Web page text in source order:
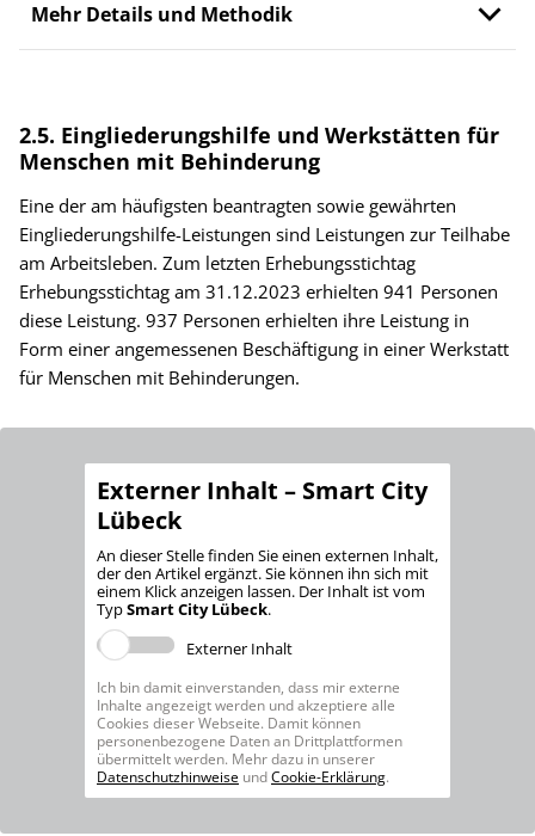
Mehr Details und Methodik
2.5. Eingliederungshilfe und Werkstätten für
Menschen mit Behinderung
Eine der am häufigsten beantragten sowie gewährten
Eingliederungshilfe-Leistungen sind Leistungen zur Teilhabe
am Arbeitsleben. Zum letzten Erhebungsstichtag
Erhebungsstichtag am 31.12.2023 erhielten 941 Personen
diese Leistung. 937 Personen erhielten ihre Leistung in
Form einer angemessenen Beschäftigung in einer Werkstatt
für Menschen mit Behinderungen.
Externer Inhalt – Smart City
Lübeck
An dieser Stelle finden Sie einen externen Inhalt,
der den Artikel ergänzt. Sie können ihn sich mit
einem Klick anzeigen lassen. Der Inhalt ist vom
TypSmart City Lübeck.
Externer Inhalt
Ich bin damit einverstanden, dass mir externe
Inhalte angezeigt werden und akzeptiere alle
Cookies dieser Webseite. Damit können
personenbezogene Daten an Drittplattformen
übermittelt werden. Mehr dazu in unserer
Datenschutzhinweise undCookie-Erklärung.